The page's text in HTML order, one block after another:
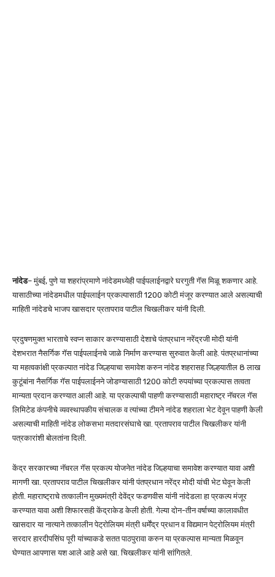
नांदेड– मुंबई, पुणे या शहरांप्रमाणे नांदेडमध्येही पाईपलाईनद्वारे घरगुती गॅस मिळू शकणार आहे.
यासाठीच्या नांदेडमधील पाईपलाईन प्रकल्पासाठी 1200 कोटी मंजूर करण्यात आले असल्याची
माहिती नांदेडचे भाजप खासदार प्रतापराव पाटील चिखलीकर यांनी दिली.
प्रदुषणमुक्त भारताचे स्वप्न साकार करण्यासाठी देशाचे पंतप्रधान नरेंद्रजी मोदी यांनी
देशभरात नैसर्गिक गॅस पाईपलाईनचे जाळे निर्माण करण्यास सुरुवात केली आहे. पंतप्रधानांच्या
या महत्वकांक्षी प्रकल्पात नांदेड जिल्हयाचा समावेश करुन नांदेड शहरासह जिल्हयातील 8 लाख
कुटूंबांना नैसर्गिक गॅस पाईपलाईनने जोडण्यासाठी 1200 कोटी रुपयांच्या प्रकल्पास तत्वता
मान्यता प्रदान करण्यात आली आहे. या प्रकल्पाची पाहणी करण्यासाठी महाराष्ट्र नॅचरल गॅस
लिमिटेड कंपनीचे व्यवस्थापकीय संचालक व त्यांच्या टीमने नांदेड शहराला भेट देवून पाहणी केली
असल्याची माहिती नांदेड लोकसभा मतदारसंघाचे खा. प्रतापराव पाटील चिखलीकर यांनी
पत्रकारांशी बोलतांना दिली.
केंद्र सरकारच्या नॅचरल गॅस प्रकल्प योजनेत नांदेड जिल्हयाचा समावेश करण्यात यावा अशी
मागणी खा. प्रतापराव पाटील चिखलीकर यांनी पंतप्रधान नरेंद्र मोदी यांची भेट घेवून केली
होती. महाराष्ट्राचे तत्कालीन मुख्यमंत्री देवेंद्र फडणवीस यांनी नांदेडला हा प्रकल्प मंजूर
करण्यात यावा अशी शिफारसही केंद्राकेड केली होती. गेल्या दोन-तीन वर्षाच्या कालावधीत
खासदार या नात्याने तत्कालीन पेट्रोलियम मंत्री धर्मेंद्र प्रधान व विद्यमान पेट्रोलियम मंत्री
सरदार हारदीपसिंघ पूरी यांच्याकडे सतत पाठपुरावा करुन या प्रकल्पास मान्यता मिळवून
घेण्यात आपणास यश आले आहे असे खा. चिखलीकर यांनी सांगितले.